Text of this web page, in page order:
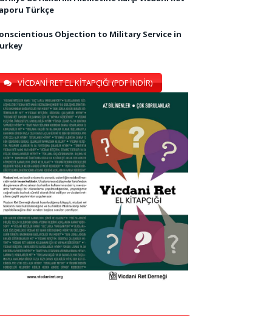
Türkçe
Objection to Military Service in
VİCDANİ RET EL KİTAPÇIĞI (PDF İNDİR)